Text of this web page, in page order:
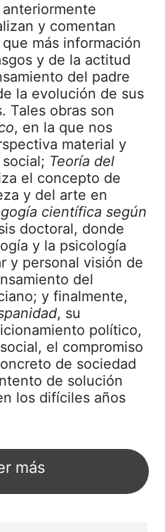
y comentan
más información
y de la actitud
del padre
la evolución de sus
Tales obras son
, en la que nos
material y
Teoría del
el concepto de
y del arte en
científica según
doctoral, donde
y la psicología
y personal visión de
del
y finalmente,
, su
político,
el compromiso
de sociedad
de solución
los difíciles años
más